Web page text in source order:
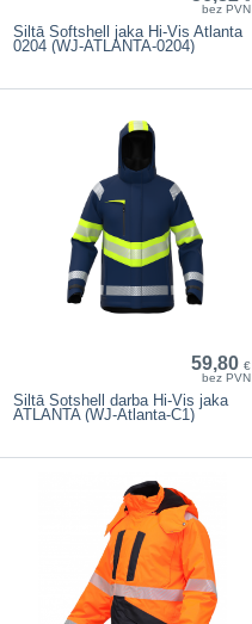
bez PVN
Siltā Softshell jaka Hi-Vis Atlanta
0204 (WJ-ATLANTA-0204)
59,80 €
bez PVN
Siltā Sotshell darba Hi-Vis jaka
ATLANTA (WJ-Atlanta-C1)